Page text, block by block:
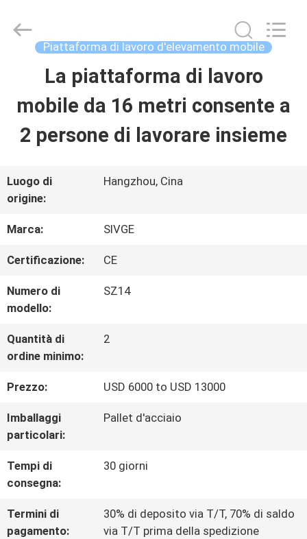
CASA
PRODOTTI
VIDEO
CIRCA
NOI
GIRO
DELLA
FABBRICA
CONTROLLO
DI
QUALITÀ
CONTATTICI
SIVGE
MACHINERYPiattaforma di lavoro d'elevamento mobile
La piattaforma di lavoro
mobile da 16 metri consente a
2 persone di lavorare insieme
Luogo di
origine:
Hangzhou, Cina
Marca: SIVGE
Certificazione: CE
Numero di
modello:
SZ14
Quantità di
ordine minimo:
2
Prezzo: USD 6000 to USD 13000
Imballaggi
particolari:
Pallet d'acciaio
Tempi di
consegna:
30 giorni
Termini di
pagamento:
30% di deposito via T/T, 70% di saldo
via T/T prima della spedizione